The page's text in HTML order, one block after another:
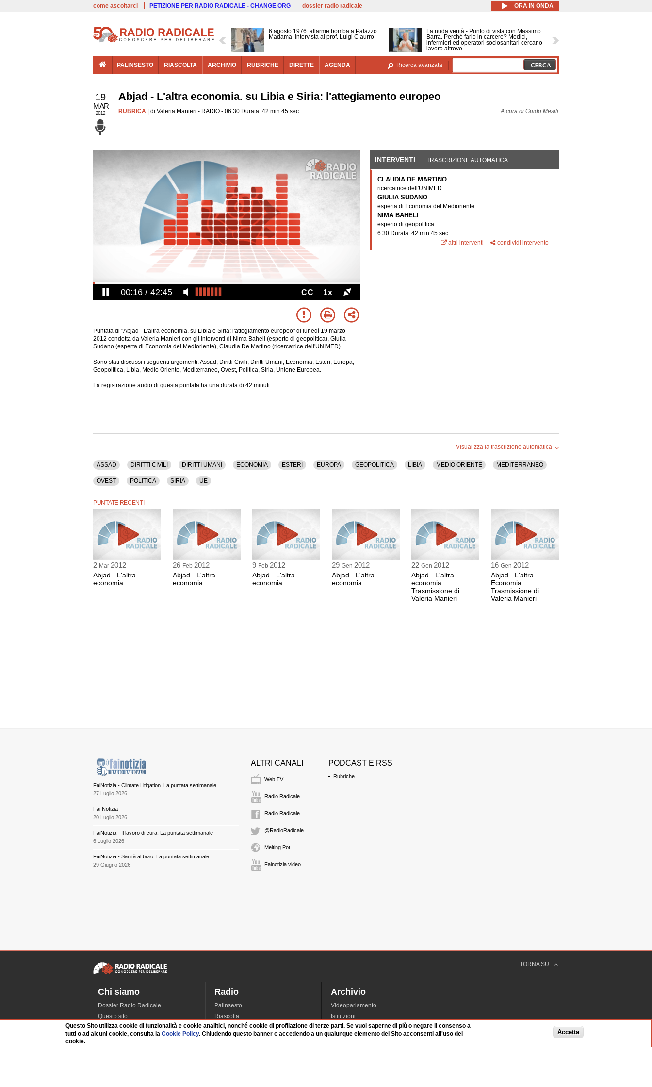
Salta al contenuto principale
come ascoltarci PETIZIONE PER RADIO RADICALE - CHANGE.ORG dossier radio radicale ORA IN ONDA
6 agosto 1976: allarme bomba a Palazzo
Madama, intervista al prof. Luigi Ciaurro
La nuda verità - Punto di vista con Massimo
Barra. Perché farlo in carcere? Medici,
infermieri ed operatori sociosanitari cercano
lavoro altrove
PALINSESTO RIASCOLTA ARCHIVIO RUBRICHE DIRETTE AGENDA Ricerca avanzata
19
MAR
2012
Abjad - L'altra economia. su Libia e Siria: l'attegiamento europeo
RUBRICA | di Valeria Manieri - RADIO - 06:30 Durata: 42 min 45 sec A cura di Guido Mesiti
00:17 42:45 CC 1x
Puntata di "Abjad - L'altra economia. su Libia e Siria: l'attegiamento europeo" di lunedì 19 marzo
2012 condotta da Valeria Manieri con gli interventi di Nima Baheli (esperto di geopolitica), Giulia
Sudano (esperta di Economia del Medioriente), Claudia De Martino (ricercatrice dell'UNIMED).
Sono stati discussi i seguenti argomenti: Assad, Diritti Civili, Diritti Umani, Economia, Esteri, Europa,
Geopolitica, Libia, Medio Oriente, Mediterraneo, Ovest, Politica, Siria, Unione Europea.
La registrazione audio di questa puntata ha una durata di 42 minuti.
INTERVENTI (SCHEDA ATTIVA)
TRASCRIZIONE AUTOMATICA
CLAUDIA DE MARTINO
ricercatrice dell'UNIMED
GIULIA SUDANO
esperta di Economia del Medioriente
NIMA BAHELI
esperto di geopolitica
6:30 Durata: 42 min 45 sec
altri interventi
condividi intervento
Visualizza la trascrizione automatica
ASSAD DIRITTI CIVILI DIRITTI UMANI ECONOMIA ESTERI EUROPA GEOPOLITICA LIBIA MEDIO ORIENTE MEDITERRANEO
OVEST POLITICA SIRIA UE
PUNTATE RECENTI
2 Mar 2012
Abjad - L'altra
economia
26 Feb 2012
Abjad - L'altra
economia
9 Feb 2012
Abjad - L'altra
economia
29 Gen 2012
Abjad - L'altra
economia
22 Gen 2012
Abjad - L'altra
economia.
Trasmissione di
Valeria Manieri
16 Gen 2012
Abjad - L'altra
Economia.
Trasmissione di
Valeria Manieri
FaiNotizia - Climate Litigation. La puntata settimanale
27 Luglio 2026
Fai Notizia
20 Luglio 2026
FaiNotizia - Il lavoro di cura. La puntata settimanale
6 Luglio 2026
FaiNotizia - Sanità al bivio. La puntata settimanale
29 Giugno 2026
ALTRI CANALI
Web TV
Radio Radicale
Radio Radicale
@RadioRadicale
Melting Pot
Fainotizia video
PODCAST E RSS
Rubriche
TORNA SU
Chi siamo
Dossier Radio Radicale
Questo sito
L'Archivio
Redazione
La musica da Requiem
Radio
Palinsesto
Riascolta
Dirette
Rubriche
Interviste
Archivio
Videoparlamento
Istituzioni
Dibattiti
Manifestazioni
Radicali
Questo Sito utilizza cookie di funzionalità e cookie analitici, nonché cookie di profilazione di terze parti. Se vuoi saperne di più o negare il consenso a
tutti o ad alcuni cookie, consulta laCookie Policy. Chiudendo questo banner o accedendo a un qualunque elemento del Sito acconsenti all'uso dei
cookie.
Accetta